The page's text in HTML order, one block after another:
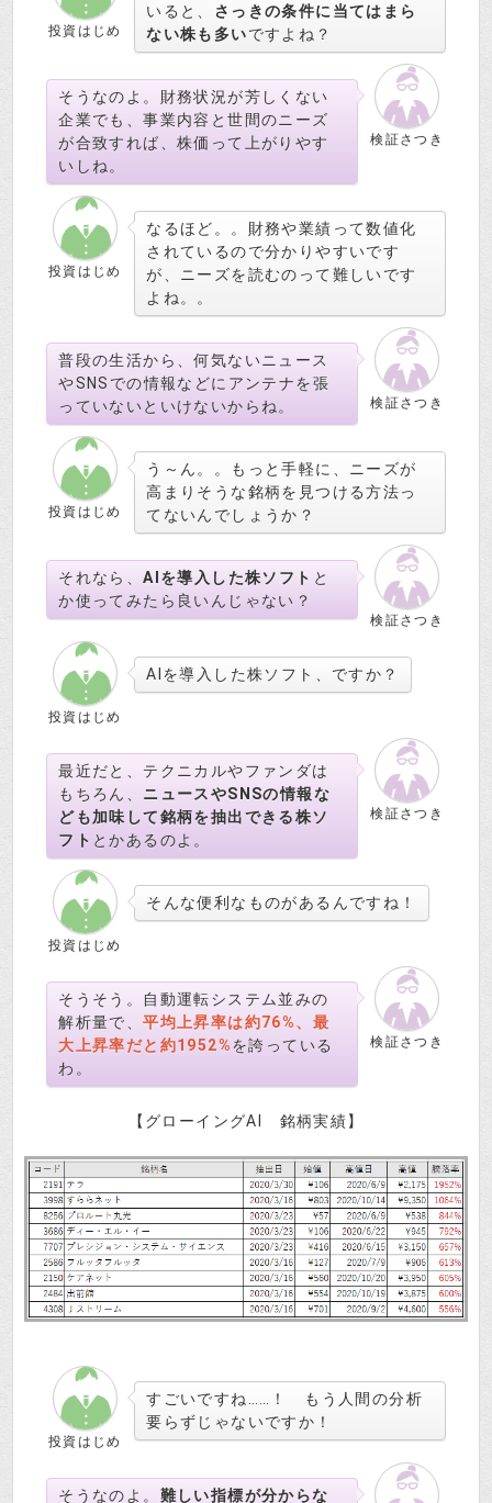
投資はじめ
いると、 さっきの条件に当てはまら
ない株も多いですよね？
検証さつき
そうなのよ。財務状況が芳しくない
企業でも、事業内容と世間のニーズ
が合致すれば、株価って上がりやす
いしね。
投資はじめ
なるほど。。財務や業績って数値化
されているので分かりやすいです
が、ニーズを読むのって難しいです
よね。。
検証さつき
普段の生活から、何気ないニュース
やSNSでの情報などにアンテナを張
っていないといけないからね。
投資はじめ
う～ん。。もっと手軽に、ニーズが
高まりそうな銘柄を見つける方法っ
てないんでしょうか？
検証さつき
それなら、AIを導入した株ソフト と
か使ってみたら良いんじゃない？
投資はじめ
AIを導入した株ソフト、ですか？
検証さつき
最近だと、テクニカルやファンダは
もちろん、 ニュースやSNSの情報な
ども加味して銘柄を抽出できる株ソ
フト とかあるのよ。
投資はじめ
そんな便利なものがあるんですね！
検証さつき
そうそう。自動運転システム並みの
解析量で、平均上昇率は約76%、最
大上昇率だと約1952%を誇っている
わ。
【グローイングAI 銘柄実績】
投資はじめ
すごいですね……！ もう人間の分析
要らずじゃないですか！
そうなのよ。 難しい指標が分からな